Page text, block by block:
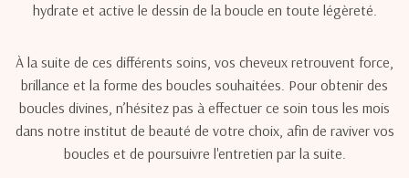
hydrate et active le dessin de la boucle en toute légèreté.
À la suite de ces différents soins, vos cheveux retrouvent force,
brillance et la forme des boucles souhaitées. Pour obtenir des
boucles divines, n’hésitez pas à effectuer ce soin tous les mois
dans notre institut de beauté de votre choix, afin de raviver vos
boucles et de poursuivre l'entretien par la suite.